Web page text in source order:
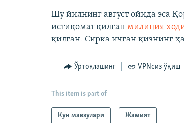
Шу йилнинг август ойида эса
истиқомат қилган милиция
қилган. Сирка ичган қизнинг
Ўртоқлашинг VPNсиз ўқиш
This item is part of
Кун мавзулари Жамият